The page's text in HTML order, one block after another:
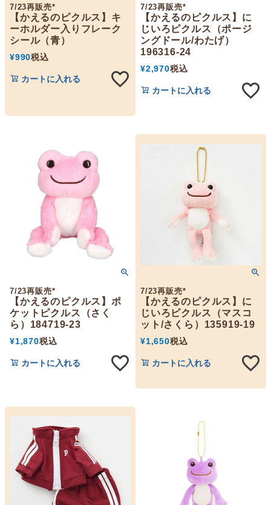
7/23再販売*
【かえるのピクルス】キ
ーホルダー入りフレーク
シール（青）
¥990税込
カートに入れる
7/23再販売*
【かえるのピクルス】に
じいろピクルス（ポージ
ングドール/わたげ）
196316-24
¥2,970税込
カートに入れる
7/23再販売*
【かえるのピクルス】ポ
ケットピクルス（さく
ら）184719-23
¥1,870税込
カートに入れる
7/23再販売*
【かえるのピクルス】に
じいろピクルス（マスコ
ット/さくら）135919-19
¥1,650税込
カートに入れる